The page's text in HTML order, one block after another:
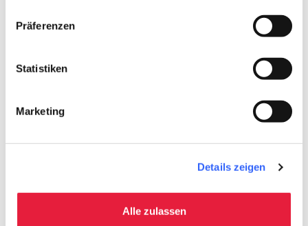
Präferenzen
Statistiken
Marketing
Details zeigen
Alle zulassen
Pool - Thermen von Saturnia - Credit:Terme di